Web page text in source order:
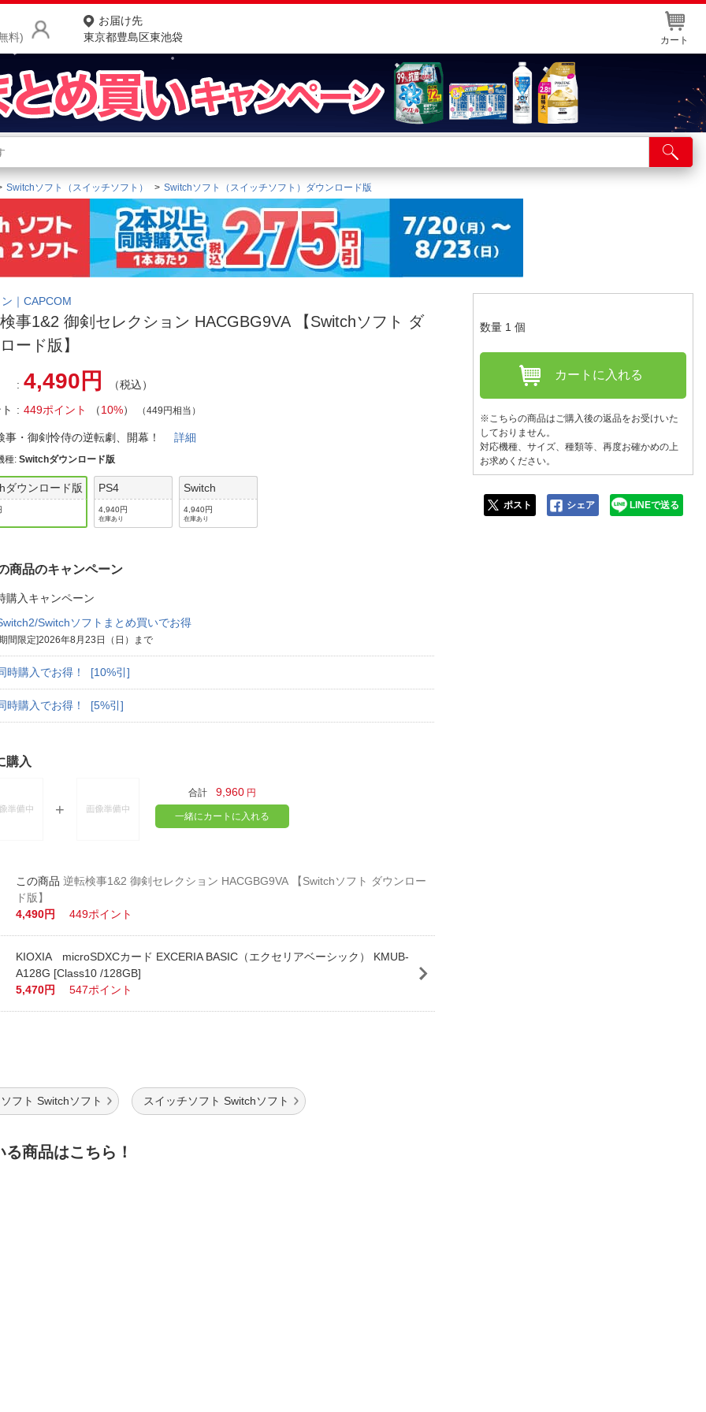
料)
お届け先
東京都豊島区東池袋
カート
商品をさがす
ランキングからさがす
カテゴリ一覧からさがす
お客様サポート
ご利用ガイド
ご利用規約
店舗サービス
ネット取り置き
店舗情報・店舗一覧
お取り寄せ品入荷状況照会
Switchソフト（スイッチソフト） Switchソフト（スイッチソフト）ダウンロード版
｜CAPCOM
事1&2 御剣セレクション HACGBG9VA 【Switchソフト ダ
ード版】
4,490円
（税込）
449ポイント （10%） （449円相当）
事・御剣怜侍の逆転劇、開幕！詳細
種:Switchダウンロード版
ダウンロード版 PS4
4,940円
在庫あり
Switch
4,940円
在庫あり
商品のキャンペーン
購入キャンペーン
Switchソフトまとめ買いでお得
間限定]2026年8月23日（日）まで
時購入でお得！ [10%引]
時購入でお得！ [5%引]
購入
合計 9,960 円
一緒にカートに入れる
逆転検事1&2 御剣セレクション HACGBG9VA 【Switchソフト ダウンロー
ド版】
4,490円
449ポイント
KIOXIA microSDXCカード EXCERIA BASIC（エクセリアベーシック） KMUB-
A128G [Class10 /128GB]
5,470円
547ポイント
数量 1 個
カートに入れる
※こちらの商品はご購入後の返品をお受けいた
しておりません。
対応機種、サイズ、種類等、再度お確かめの上
お求めください。
ポスト シェア LINEで送る
フト Switchソフト スイッチソフト Switchソフト
商品はこちら！